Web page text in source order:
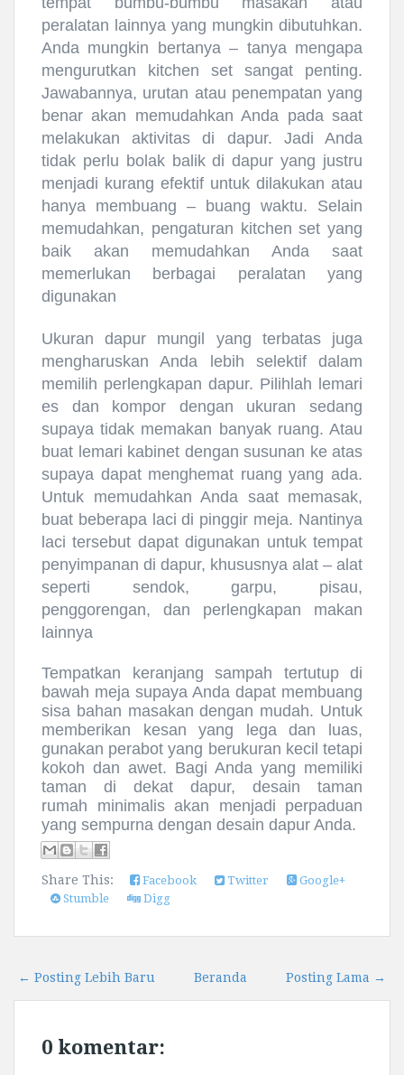
peralatan lainnya yang mungkin dibutuhkan.
Anda mungkin bertanya – tanya mengapa
mengurutkan kitchen set sangat penting.
Jawabannya, urutan atau penempatan yang
benar akan memudahkan Anda pada saat
melakukan aktivitas di dapur. Jadi Anda
tidak perlu bolak balik di dapur yang justru
menjadi kurang efektif untuk dilakukan atau
hanya membuang – buang waktu. Selain
memudahkan, pengaturan kitchen set yang
baik akan memudahkan Anda saat
memerlukan berbagai peralatan yang
digunakan
Ukuran dapur mungil yang terbatas juga
mengharuskan Anda lebih selektif dalam
memilih perlengkapan dapur. Pilihlah lemari
es dan kompor dengan ukuran sedang
supaya tidak memakan banyak ruang. Atau
buat lemari kabinet dengan susunan ke atas
supaya dapat menghemat ruang yang ada.
Untuk memudahkan Anda saat memasak,
buat beberapa laci di pinggir meja. Nantinya
laci tersebut dapat digunakan untuk tempat
penyimpanan di dapur, khususnya alat – alat
seperti sendok, garpu, pisau,
penggorengan, dan perlengkapan makan
lainnya
Tempatkan keranjang sampah tertutup di
bawah meja supaya Anda dapat membuang
sisa bahan masakan dengan mudah. Untuk
memberikan kesan yang lega dan luas,
gunakan perabot yang berukuran kecil tetapi
kokoh dan awet. Bagi Anda yang memiliki
taman di dekat dapur, desain taman
rumah minimalis akan menjadi perpaduan
yang sempurna dengan desain dapur Anda.
Share This: Facebook Twitter
Google+
Stumble
Digg
← Posting Lebih Baru Posting Lama →
Beranda
0 komentar: